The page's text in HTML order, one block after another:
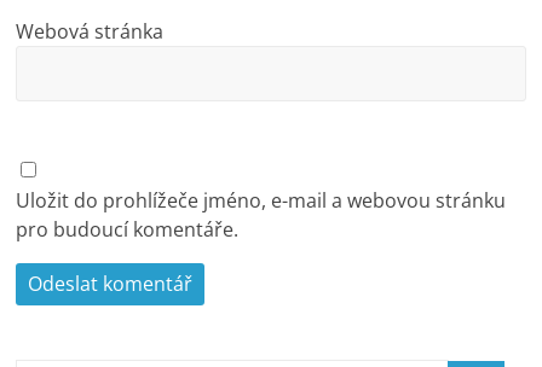
Webová stránka
Uložit do prohlížeče jméno, e-mail a webovou stránku
pro budoucí komentáře.